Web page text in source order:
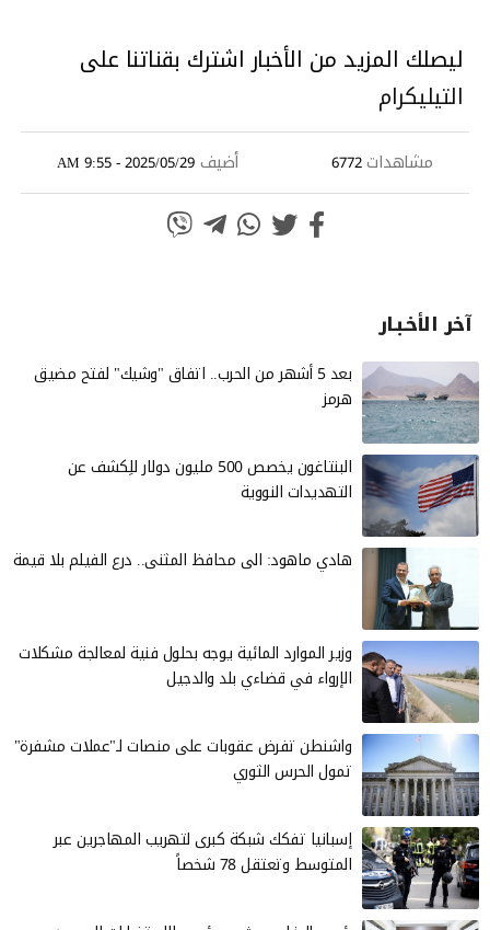
ليصلك المزيد من الأخبار اشترك بقناتنا على
التيليكرام
مشاهدات6772 أضيف 2025/05/29 - 9:55 AM
آخر الأخـبـار
بعد 5 أشهر من الحرب.. اتفاق "وشيك" لفتح مضيق
هرمز
البنتاغون يخصص 500 مليون دولار للِكشف عن
التهديدات النووية
هادي ماهود: الى محافظ المثنى.. درع الفيلم بلا قيمة
وزير الموارد المائية يوجه بحلول فنية لمعالجة مشكلات
الإرواء في قضاءي بلد والدجيل
واشنطن تفرض عقوبات على منصات لـ"عملات مشفرة"
تمول الحرس الثوري
إسبانيا تفكك شبكة كبرى لتهريب المهاجرين عبر
المتوسط وتعتقل 78 شخصاً